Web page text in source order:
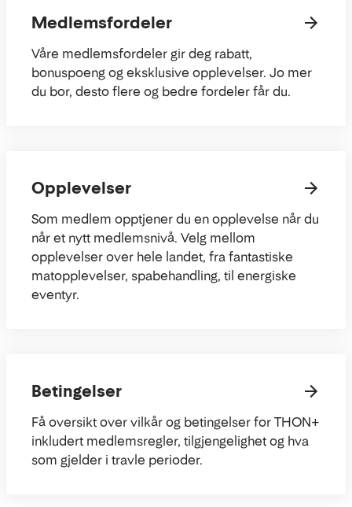
Medlemsfordeler
Våre medlemsfordeler gir deg rabatt,
bonuspoeng og eksklusive opplevelser. Jo mer
du bor, desto flere og bedre fordeler får du.
Opplevelser
Som medlem opptjener du en opplevelse når du
når et nytt medlemsnivå. Velg mellom
opplevelser over hele landet, fra fantastiske
matopplevelser, spabehandling, til energiske
eventyr.
Betingelser
Få oversikt over vilkår og betingelser for THON+
inkludert medlemsregler, tilgjengelighet og hva
som gjelder i travle perioder.